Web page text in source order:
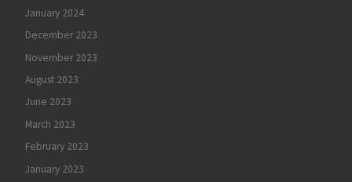
January 2024
December 2023
November 2023
August 2023
June 2023
March 2023
February 2023
January 2023